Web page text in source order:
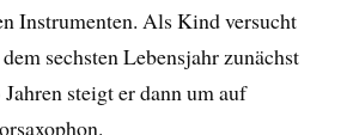
Instrumenten. Als Kind versucht
sechsten Lebensjahr zunächst
steigt er dann um auf